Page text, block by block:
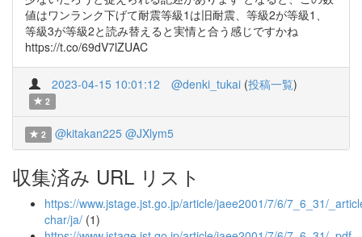
値はワンランク下げて耐震等級1は旧耐震、等級2が等級1、
等級3が等級2と読み替えると実情と合う感じですかね
https://t.co/69dV7lZUAC
2023-04-15 10:01:12 @denki_tukai (投稿一覧)
2
2 @kitakan225 @JXlym5
収集済み URL リスト
https://www.jstage.jst.go.jp/article/jaee2001/7/6/7_6_31/
char/ja/ (1)